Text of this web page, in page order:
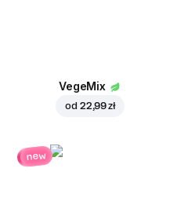
VegeMix
od 22,99 zł
new